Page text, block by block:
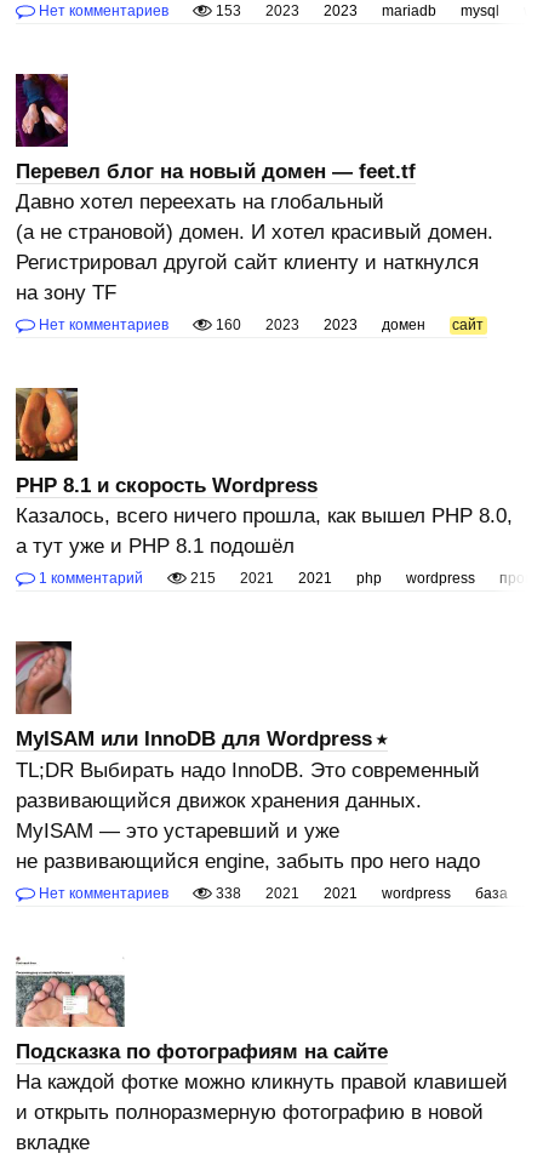
Нет комментариев 153 2023 2023 mariadb mysql
Перевел блог на новый домен — feet.tf
Давно хотел переехать на глобальный
(а не страновой) домен. И хотел красивый домен.
Регистрировал другой сайт клиенту и наткнулся
на зону TF
Нет комментариев 160 2023 2023 домен сайт
PHP 8.1 и скорость Wordpress
Казалось, всего ничего прошла, как вышел PHP 8.0,
а тут уже и PHP 8.1 подошёл
1 комментарий 215 2021 2021 php wordpress
MyISAM или InnoDB для Wordpress
TL;DR Выбирать надо InnoDB. Это современный
развивающийся движок хранения данных.
MyISAM — это устаревший и уже
не развивающийся engine, забыть про него надо
Нет комментариев 338 2021 2021 wordpress база
Подсказка по фотографиям на сайте
На каждой фотке можно кликнуть правой клавишей
и открыть полноразмерную фотографию в новой
вкладке